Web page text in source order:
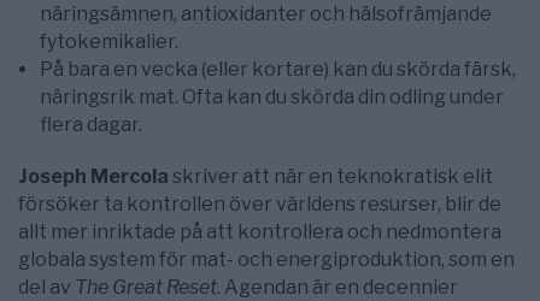
näringsämnen, antioxidanter och hälsofrämjande
fytokemikalier.
På bara en vecka (eller kortare) kan du skörda färsk,
näringsrik mat. Ofta kan du skörda din odling under
flera dagar.
Joseph Mercola skriver att när en teknokratisk elit
försöker ta kontrollen över världens resurser, blir de
allt mer inriktade på att kontrollera och nedmontera
globala system för mat- och energiproduktion, som en
del av The Great Reset. Agendan är en decennier